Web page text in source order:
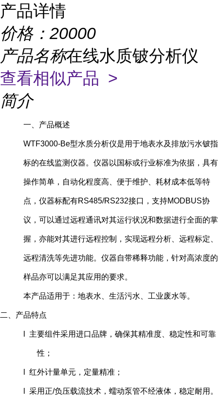
产品详情
价格： 20000
产品名称在线水质铍分析仪
查看相似产品 >
简介
一、产品概述
WTF3000-Be型水质分析仪是用于地表水及排放污水铍指
标的在线监测仪器。仪器以国标或行业标准为依据，具有
操作简单，自动化程度高、便于维护、耗材成本低等特
点，仪器标配有RS485/RS232接口，支持MODBUS协
议，可以通过远程通讯对其运行状况和数据进行全面的掌
握，亦能对其进行远程控制，实现远程分析、远程标定、
远程清洗等先进功能。仪器自带稀释功能，针对高浓度的
样品亦可以满足其应用的要求。
本产品适用于：地表水、生活污水、工业废水等。
二、产品特点
l 主要组件采用进口品牌，确保其精准度、稳定性和可靠
性；
l 红外计量单元，定量精准；
l 采用正/负压载流技术，蠕动泵管不经液体，稳定耐用。